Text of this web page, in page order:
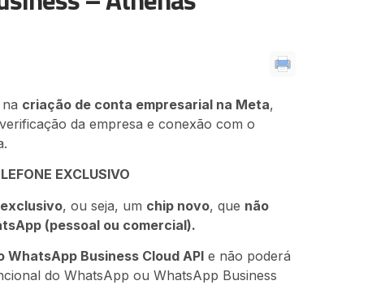
criação de conta empresarial na Meta,
da empresa e conexão com o
EXCLUSIVO
, ou seja, um chip novo, que não
(pessoal ou comercial).
WhatsApp Business Cloud APIe não poderá
do WhatsApp ou WhatsApp Business